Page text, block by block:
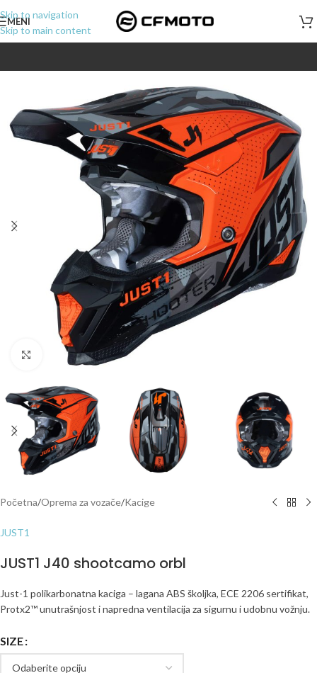
Skip to navigation
Skip to main content
MENI
Click to enlarge
Početna/Oprema za vozače/Kacige
JUST1
JUST1 J40 shootcamo orbl
Just-1 polikarbonatna kaciga – lagana ABS školjka, ECE 2206 sertifikat,
Protx2™ unutrašnjost i napredna ventilacija za sigurnu i udobnu vožnju.
SIZE